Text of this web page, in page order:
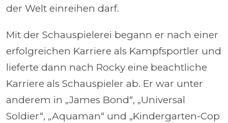
der Welt einreihen darf.
Mit der Schauspielerei begann er nach einer
erfolgreichen Karriere als Kampfsportler und
lieferte dann nach Rocky eine beachtliche
Karriere als Schauspieler ab. Er war unter
anderem in „James Bond“, „Universal
Soldier“, „Aquaman“ und „Kindergarten-Cop